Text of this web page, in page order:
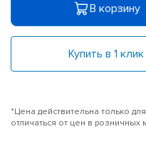
В корзину
Купить в 1 клик
*Цена действительна только
отличаться от цен в розничных